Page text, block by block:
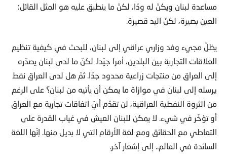
مساعدة لبنان ويكنّ له ودّا، لكنّ ما ينطبق عليه هو المثل القائل:
العين بصيرة، لكنّ اليد قصيرة.
يظلّ مجيء وفد وزاري عراقي إلى لبنان، للبحث في كيفية تنظيم
العلاقات التجارية بين البلدين، أمرا جيّدا. لكنّ ما لدى لبنان يصدّره
إلى العراق من منتجات زراعية محدود جدّا. ثمّ هل لدى العراق نفط
يرسله إلى لبنان في موازاة ما يمكن أن يأتيه من لبنان؟ على الرغم
من الثروة النفطية العراقية، لن تقدّم أيّ اتفاقات تجارية مع العراق
أو تؤخّر في شيء. لا يمكن للبنان العيش في غياب القدرة على
التعاطي مع الحقائق ومع لغة الأرقام التي لا بديل منها. إنّها اللغة
السائدة في العالم.. إلى إشعار آخر.